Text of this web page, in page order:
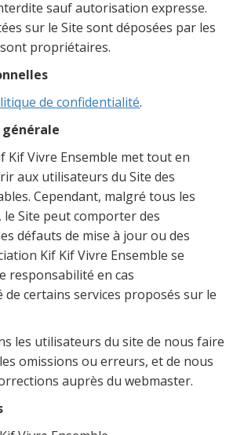
sauf autorisation expresse.
sur le Site sont déposées par les
propriétaires.
de confidentialité.
Kif Vivre Ensemble met tout en
aux utilisateurs du Site des
Cependant, malgré tous les
Site peut comporter des
défauts de mise à jour ou des
Kif Kif Vivre Ensemble se
responsabilité en cas
certains services proposés sur le
les utilisateurs du site de nous faire
omissions ou erreurs, et de nous
auprès du webmaster.